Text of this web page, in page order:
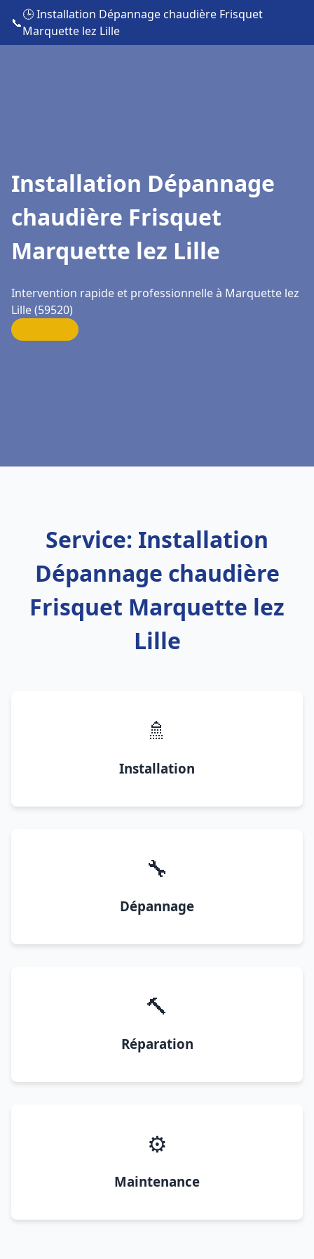
📞
🕒 Installation Dépannage chaudière Frisquet
Marquette lez Lille
Installation Dépannage
chaudière Frisquet
Marquette lez Lille
Intervention rapide et professionnelle à Marquette lez
Lille (59520)
Service: Installation
Dépannage chaudière
Frisquet Marquette lez
Lille
🚿
Installation
🔧
Dépannage
🔨
Réparation
⚙️
Maintenance